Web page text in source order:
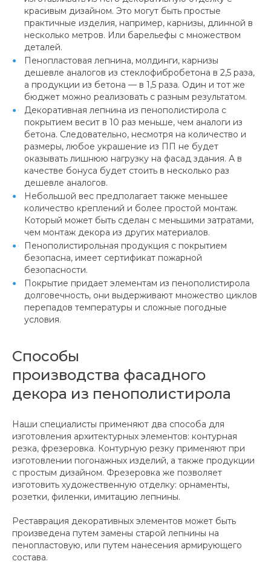
красивым дизайном. Это могут быть простые
практичные изделия, например, карнизы, длинной в
несколько метров. Или барельефы с множеством
деталей.
Пенопластовая лепнина, молдинги, карнизы
дешевле аналогов из стеклофибробетона в 2,5 раза,
а продукции из бетона — в 1,5 раза. Один и тот же
бюджет можно реализовать с разным результатом.
Декоративная лепнина из пенополистирола с
покрытием весит в 10 раз меньше, чем аналоги из
бетона. Следовательно, несмотря на количество и
размеры, любое украшение из ПП не будет
оказывать лишнюю нагрузку на фасад здания. А в
качестве бонуса будет стоить в несколько раз
дешевле аналогов.
Небольшой вес предполагает также меньшее
количество креплений и более простой монтаж.
Который может быть сделан с меньшими затратами,
чем монтаж декора из других материалов.
Пенополистирольная продукция с покрытием
безопасна, имеет сертификат пожарной
безопасности.
Покрытие придает элементам из пенополистирола
долговечность, они выдерживают множество циклов
перепадов температуры и сложные погодные
условия.
Способы
производства фасадного
декора из пенополистирола
Наши специалисты применяют два способа для
изготовления архитектурных элементов: контурная
резка, фрезеровка. Контурную резку применяют при
изготовлении погонажных изделий, а также продукции
с простым дизайном. Фрезеровка же позволяет
изготовить художественную отделку: орнаменты,
розетки, филенки, имитацию лепнины.
Реставрация декоративных элементов может быть
произведена путем замены старой лепнины на
пенопластовую, или путем нанесения армирующего
состава.